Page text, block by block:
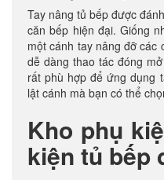
Tay nâng tủ bếp được
căn bếp hiện đại. Giống
một cánh tay nâng đỡ các
dễ dàng thao tác đóng
rất phù hợp để ứng dụng
lật cánh mà bạn có thể
Kho phụ
kiện tủ bếp